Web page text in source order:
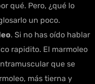
qué. Pero, ¿qué lo
un poco.
. Si no has oído hablar
rapidito. El marmoleo
que se
más tierna y